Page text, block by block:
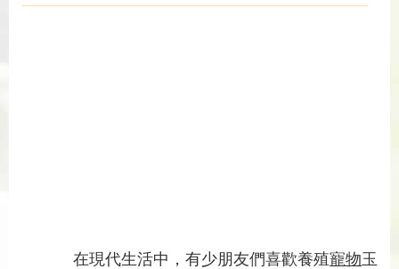
在現代生活中，有少朋友們喜歡養殖寵物玉